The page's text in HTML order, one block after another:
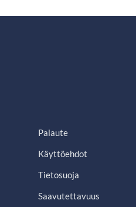
Palaute
Käyttöehdot
Tietosuoja
Saavutettavuus